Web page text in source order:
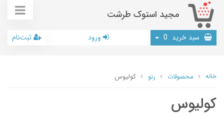
مجید استوک طرشت
سبد خرید 0 ورود ثبت‌نام
خانه محصولات رنو کولیوس
کولیوس